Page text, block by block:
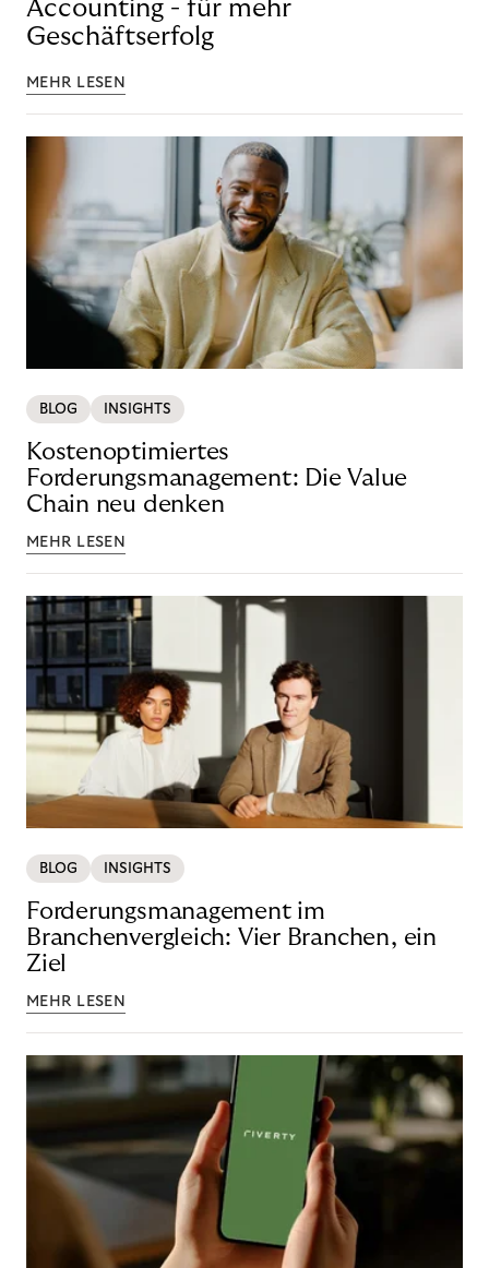
Accounting - für mehr
Geschäftserfolg
MEHR LESEN
BLOG INSIGHTS
Kostenoptimiertes
Forderungsmanagement: Die Value
Chain neu denken
MEHR LESEN
BLOG INSIGHTS
Forderungsmanagement im
Branchenvergleich: Vier Branchen, ein
Ziel
MEHR LESEN